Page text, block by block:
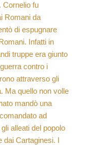
Cornelio fu
Romani da
di espugnare
Infatti in
truppe era giunto
contro i
attraverso gli
Ma quello non volle
mandò una
ad
alleati del popolo
dai Cartaginesi. I